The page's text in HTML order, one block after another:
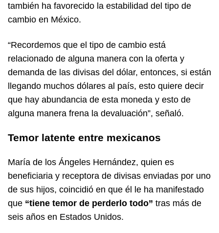
también ha favorecido la estabilidad del tipo de
cambio en México.
“Recordemos que el tipo de cambio está
relacionado de alguna manera con la oferta y
demanda de las divisas del dólar, entonces, si están
llegando muchos dólares al país, esto quiere decir
que hay abundancia de esta moneda y esto de
alguna manera frena la devaluación”, señaló.
Temor latente entre mexicanos
María de los Ángeles Hernández, quien es
beneficiaria y receptora de divisas enviadas por uno
de sus hijos, coincidió en que él le ha manifestado
que “tiene temor de perderlo todo” tras más de
seis años en Estados Unidos.